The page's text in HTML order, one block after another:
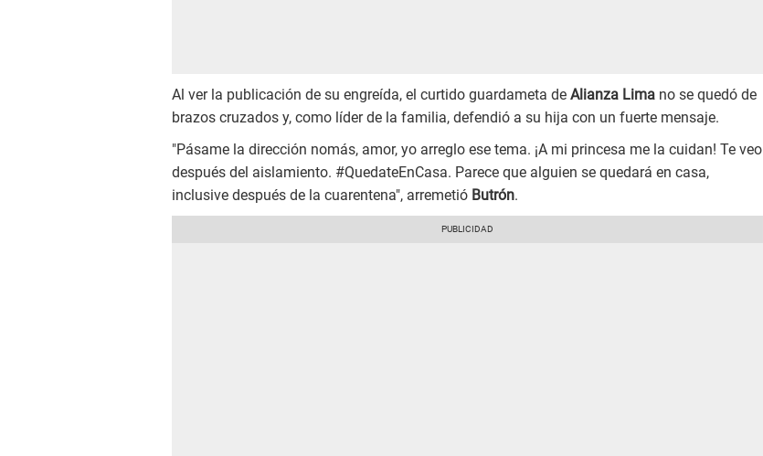
Al ver la publicación de su engreída, el curtido guardameta de Alianza Lima no se quedó de
brazos cruzados y, como líder de la familia, defendió a su hija con un fuerte mensaje.
"Pásame la dirección nomás, amor, yo arreglo ese tema. ¡A mi princesa me la cuidan! Te veo
después del aislamiento. #QuedateEnCasa. Parece que alguien se quedará en casa,
inclusive después de la cuarentena", arremetió Butrón.